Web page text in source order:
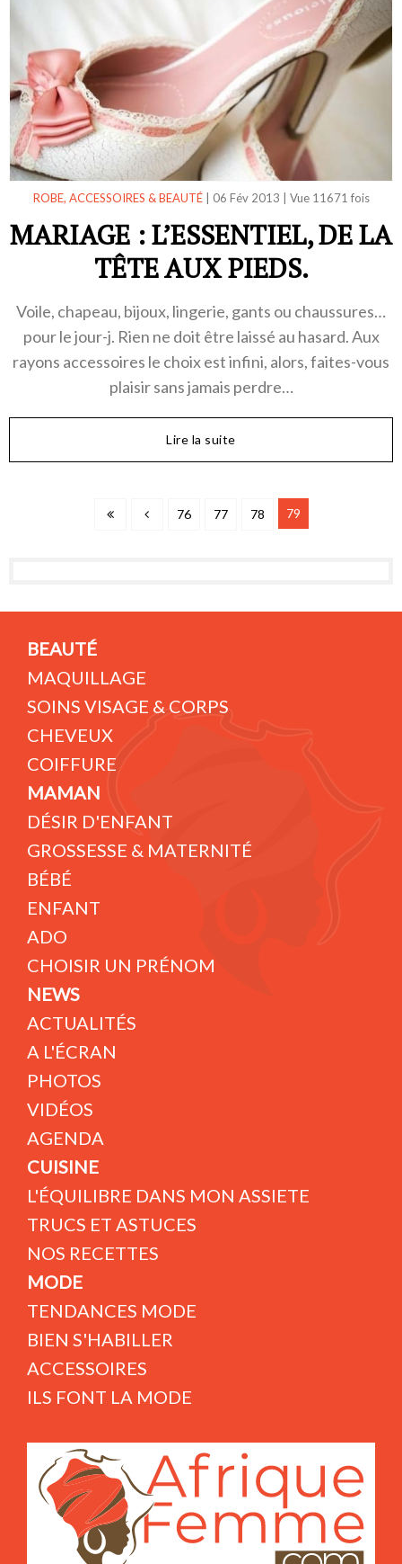
ROBE, ACCESSOIRES & BEAUTÉ| 06 Fév 2013 Vue 11671 fois
MARIAGE : L’ESSENTIEL, DE LA
TÊTE AUX PIEDS.
Voile, chapeau, bijoux, lingerie, gants ou chaussures…
pour le jour-j. Rien ne doit être laissé au hasard. Aux
rayons accessoires le choix est infini, alors, faites-vous
plaisir sans jamais perdre…
Lire la suite
76 77 78 79
BEAUTÉ
MAQUILLAGE
SOINS VISAGE & CORPS
CHEVEUX
COIFFURE
MAMAN
DÉSIR D'ENFANT
GROSSESSE & MATERNITÉ
BÉBÉ
ENFANT
ADO
CHOISIR UN PRÉNOM
NEWS
ACTUALITÉS
A L'ÉCRAN
PHOTOS
VIDÉOS
AGENDA
CUISINE
L'ÉQUILIBRE DANS MON ASSIETE
TRUCS ET ASTUCES
NOS RECETTES
MODE
TENDANCES MODE
BIEN S'HABILLER
ACCESSOIRES
ILS FONT LA MODE